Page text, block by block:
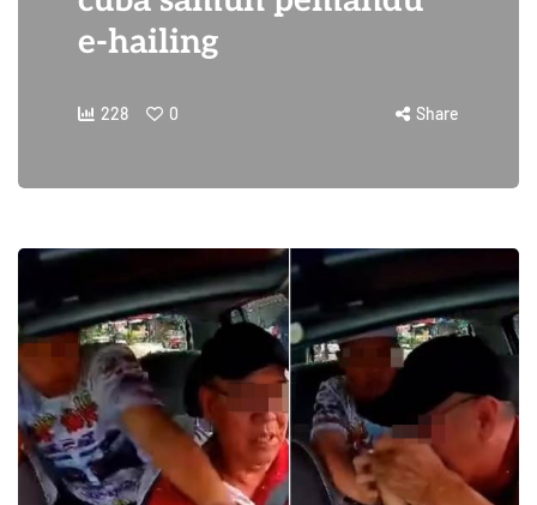
e-hailing
228 0 Share